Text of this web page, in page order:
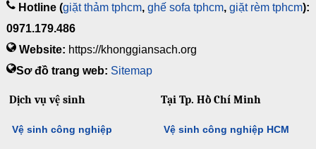
Hotline (giặt thảm tphcm, ghế sofa tphcm, giặt rèm tphcm):
0971.179.486
Website: https://khonggiansach.org
Sơ đồ trang web: Sitemap
Dịch vụ vệ sinh
Vệ sinh công nghiệp
Tại Tp. Hồ Chí Minh
Vệ sinh công nghiệp HCM